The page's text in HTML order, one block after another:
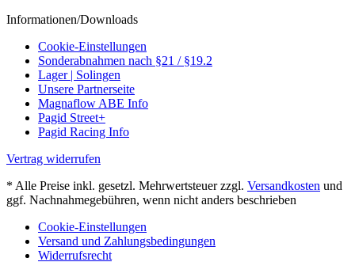
Informationen/Downloads
Cookie-Einstellungen
Sonderabnahmen nach §21 / §19.2
Lager | Solingen
Unsere Partnerseite
Magnaflow ABE Info
Pagid Street+
Pagid Racing Info
Vertrag widerrufen
* Alle Preise inkl. gesetzl. Mehrwertsteuer zzgl. Versandkosten und
ggf. Nachnahmegebühren, wenn nicht anders beschrieben
Cookie-Einstellungen
Versand und Zahlungsbedingungen
Widerrufsrecht